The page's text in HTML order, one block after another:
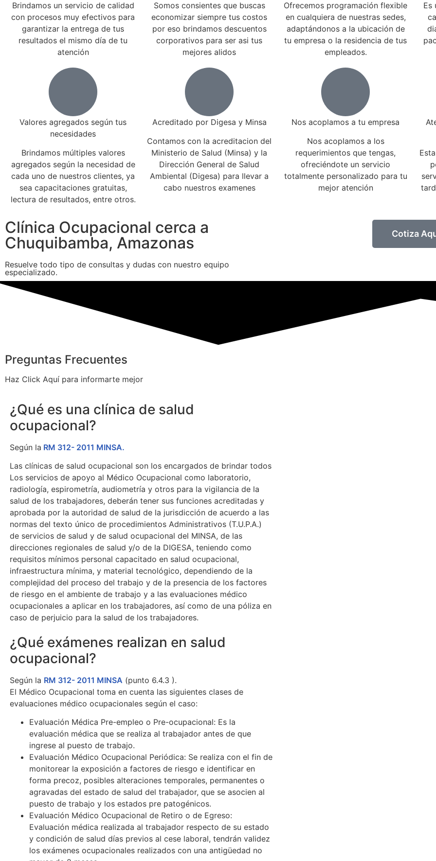
Brindamos un servicio de calidad
con procesos muy efectivos para
garantizar la entrega de tus
resultados el mismo día de tu
atención
Somos consientes que buscas
economizar siempre tus costos
por eso brindamos descuentos
corporativos para ser asi tus
mejores alidos
Ofrecemos programación flexible
en cualquiera de nuestras sedes,
adaptándonos a la ubicación de
tu empresa o la residencia de tus
empleados.
Es
Valores agregados según tus
necesidades
Brindamos múltiples valores
agregados según la necesidad de
cada uno de nuestros clientes, ya
sea capacitaciones gratuitas,
lectura de resultados, entre otros.
Acreditado por Digesa y Minsa​
Contamos con la acreditacion del
Ministerio de Salud (Minsa) y la
Dirección General de Salud
Ambiental (Digesa) para llevar a
cabo nuestros examenes
Nos acoplamos a tu empresa
Nos acoplamos a los
requerimientos que tengas,
ofreciéndote un servicio
totalmente personalizado para tu
mejor atención
Clínica Ocupacional cerca a
Chuquibamba, Amazonas
Resuelve todo tipo de consultas y dudas con nuestro equipo
especializado.
Cotiza
Preguntas Frecuentes
Haz Click Aquí para informarte mejor
¿Qué es una clínica de salud
ocupacional?
Según la RM 312- 2011 MINSA.
Las clínicas de salud ocupacional son los encargados de brindar todos
Los servicios de apoyo al Médico Ocupacional como laboratorio,
radiología, espirometría, audiometría y otros para la vigilancia de la
salud de los trabajadores, deberán tener sus funciones acreditadas y
aprobada por la autoridad de salud de la jurisdicción de acuerdo a las
normas del texto único de procedimientos Administrativos (T.U.P.A.)
de servicios de salud y de salud ocupacional del MINSA, de las
direcciones regionales de salud y/o de la DIGESA, teniendo como
requisitos mínimos personal capacitado en salud ocupacional,
infraestructura mínima, y material tecnológico, dependiendo de la
complejidad del proceso del trabajo y de la presencia de los factores
de riesgo en el ambiente de trabajo y a las evaluaciones médico
ocupacionales a aplicar en los trabajadores, así como de una póliza en
caso de perjuicio para la salud de los trabajadores.
¿Qué exámenes realizan en salud
ocupacional?
Según la RM 312- 2011 MINSA (punto 6.4.3 ).
El Médico Ocupacional toma en cuenta las siguientes clases de
evaluaciones médico ocupacionales según el caso:
Evaluación Médica Pre-empleo o Pre-ocupacional: Es la
evaluación médica que se realiza al trabajador antes de que
ingrese al puesto de trabajo.
Evaluación Médico Ocupacional Periódica: Se realiza con el fin de
monitorear la exposición a factores de riesgo e identificar en
forma precoz, posibles alteraciones temporales, permanentes o
agravadas del estado de salud del trabajador, que se asocien al
puesto de trabajo y los estados pre patogénicos.
Evaluación Médico Ocupacional de Retiro o de Egreso:
Evaluación médica realizada al trabajador respecto de su estado
y condición de salud días previos al cese laboral, tendrán validez
los exámenes ocupacionales realizados con una antigüedad no